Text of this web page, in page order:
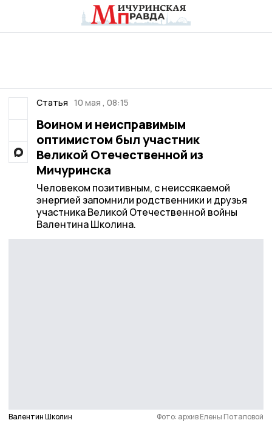
Статья 10 мая , 08:15
Воином и неисправимым
оптимистом был участник
Великой Отечественной из
Мичуринска
Человеком позитивным, с неиссякаемой
энергией запомнили родственники и друзья
участника Великой Отечественной войны
Валентина Школина.
Валентин Школин Фото: архив Елены Потаповой